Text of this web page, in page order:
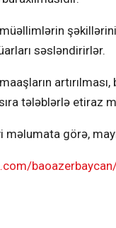
səsləndirirlər.
tələblərlə etiraz
görə,